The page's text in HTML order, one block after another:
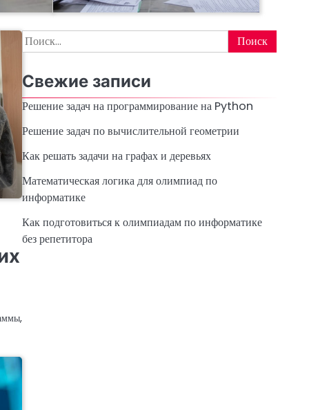
Найти:
Свежие записи
Решение задач на программирование на Python
Решение задач по вычислительной геометрии
Как решать задачи на графах и деревьях
Математическая логика для олимпиад по
информатике
Как подготовиться к олимпиадам по информатике
без репетитора